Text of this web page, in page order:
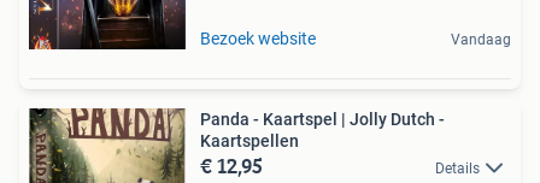
Bezoek website Vandaag
Panda - Kaartspel | Jolly Dutch -
Kaartspellen
€ 12,95 Details